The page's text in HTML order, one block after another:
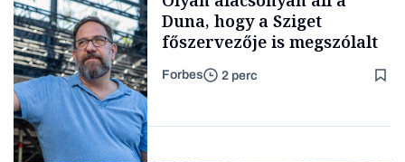
Forbes-sztori
kimondani
Duna, hogy a Sziget
főszervezője is megszólalt
Forbes 2 perc